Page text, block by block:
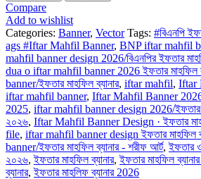
Compare
Add to wishlist
Categories: Banner, Vector Tags: #বিএনপি
ags #Iftar Mahfil Banner, BNP iftar mahfil
mahfil banner design 2026/বিএনপির ইফতার
dua o iftar mahfil banner 2026 ইফতার মাহফিল
banner/ইফতার মাহফিল ব্যানার, iftar mahfil, Iftar
iftar mahfil banner, Iftar Mahfil Banner 2026
2025, iftar mahfil banner design 2026/ইফতার
২০২৬, Iftar Mahfil Banner Design · ইফতার
file, iftar mahfil banner design ইফতার মাহফিল
banner/ইফতার মাহফিল ব্যানার - শরীফ আর্ট, ইফতার
২০২৬, ইফতার মাহফিল ব্যানার, ইফতার মাহফিল
ব্যানার, ইফতার মাহলিফ ব্যানার 2026